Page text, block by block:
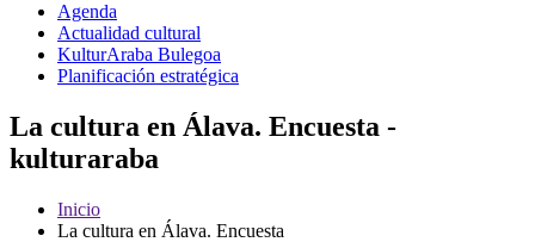
Agenda
Actualidad cultural
KulturAraba Bulegoa
Planificación estratégica
La cultura en Álava. Encuesta -
kulturaraba
Inicio
La cultura en Álava. Encuesta